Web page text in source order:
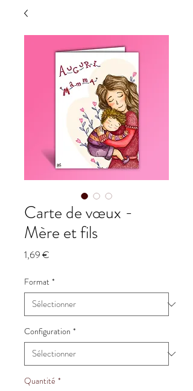
Carte de vœux -
Mère et fils
1,69 €
Format *
Configuration *
Quantité *